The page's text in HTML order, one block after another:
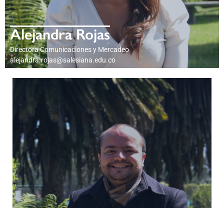
Alejandra Rojas
Directora Comunicaciones y Mercadeo
alejandra.rojas@salesiana.edu.co
PERFIL PROFESIONAL